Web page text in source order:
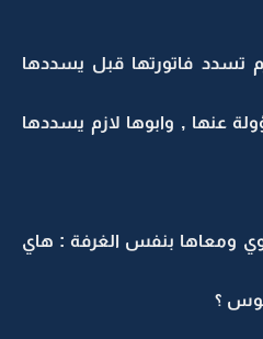
فاتورتها قبل يسددها
عنها , وابوها لازم يسددها
ومعاها بنفس الغرفة : هاي
؟